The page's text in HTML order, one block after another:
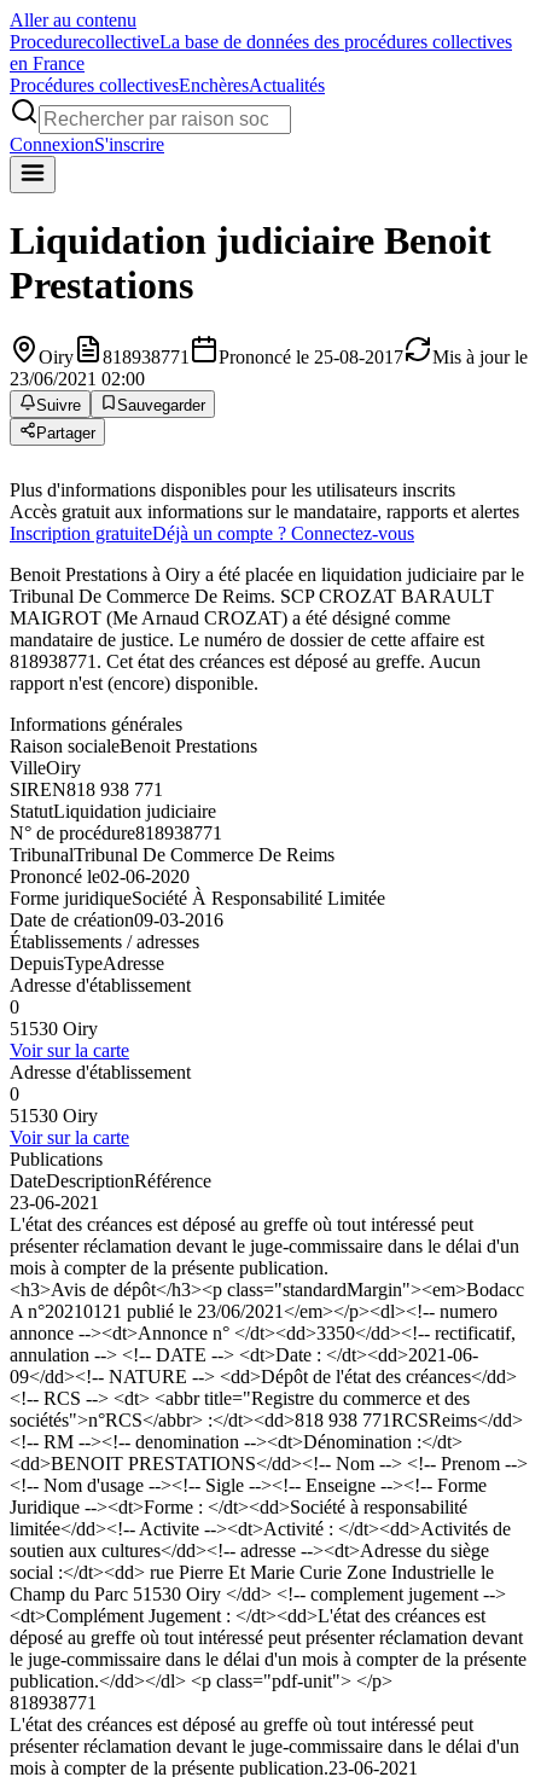
Aller au contenu
ProcedurecollectiveLa base de données des procédures collectives
en France
Procédures collectivesEnchèresActualités
ConnexionS'inscrire
Liquidation judiciaire Benoit
Prestations
Oiry 818938771 Prononcé le 25-08-2017
Mis à jour le
23/06/2021 02:00
Suivre
Sauvegarder
Partager
Plus d'informations disponibles pour les utilisateurs inscrits
Accès gratuit aux informations sur le mandataire, rapports et alertes
Inscription gratuiteDéjà un compte ? Connectez-vous
Benoit Prestations à Oiry a été placée en liquidation judiciaire par le
Tribunal De Commerce De Reims. SCP CROZAT BARAULT
MAIGROT (Me Arnaud CROZAT) a été désigné comme
mandataire de justice. Le numéro de dossier de cette affaire est
818938771. Cet état des créances est déposé au greffe. Aucun
rapport n'est (encore) disponible.
Informations générales
Raison socialeBenoit Prestations
VilleOiry
SIREN818 938 771
StatutLiquidation judiciaire
N° de procédure818938771
TribunalTribunal De Commerce De Reims
Prononcé le02-06-2020
Forme juridiqueSociété À Responsabilité Limitée
Date de création09-03-2016
Établissements / adresses
DepuisTypeAdresse
Adresse d'établissement
0
51530 Oiry
Voir sur la carte
Adresse d'établissement
0
51530 Oiry
Voir sur la carte
Publications
DateDescriptionRéférence
23-06-2021
L'état des créances est déposé au greffe où tout intéressé peut
présenter réclamation devant le juge-commissaire dans le délai d'un
mois à compter de la présente publication.
<h3>Avis de dépôt</h3><p class="standardMargin"><em>Bodacc
A n°20210121 publié le 23/06/2021</em></p><dl><!-- numero
annonce --><dt>Annonce n° </dt><dd>3350</dd><!-- rectificatif,
annulation --> <!-- DATE --> <dt>Date : </dt><dd>2021-06-
09</dd><!-- NATURE --> <dd>Dépôt de l'état des créances</dd>
<!-- RCS --> <dt> <abbr title="Registre du commerce et des
sociétés">n°RCS</abbr> :</dt><dd>818 938 771RCSReims</dd>
<!-- RM --><!-- denomination --><dt>Dénomination :</dt>
<dd>BENOIT PRESTATIONS</dd><!-- Nom --> <!-- Prenom -->
<!-- Nom d'usage --><!-- Sigle --><!-- Enseigne --><!-- Forme
Juridique --><dt>Forme : </dt><dd>Société à responsabilité
limitée</dd><!-- Activite --><dt>Activité : </dt><dd>Activités de
soutien aux cultures</dd><!-- adresse --><dt>Adresse du siège
social :</dt><dd> rue Pierre Et Marie Curie Zone Industrielle le
Champ du Parc 51530 Oiry </dd> <!-- complement jugement -->
<dt>Complément Jugement : </dt><dd>L'état des créances est
déposé au greffe où tout intéressé peut présenter réclamation devant
le juge-commissaire dans le délai d'un mois à compter de la présente
publication.</dd></dl> <p class="pdf-unit"> </p>
818938771
L'état des créances est déposé au greffe où tout intéressé peut
présenter réclamation devant le juge-commissaire dans le délai d'un
mois à compter de la présente publication.23-06-2021